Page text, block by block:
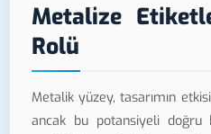
Metalize
Rolü
Metalik yüzey, tasarımın
ancak bu potansiyeli doğru